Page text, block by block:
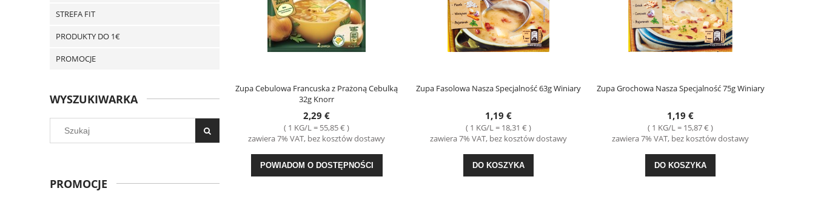
STREFA FIT
PRODUKTY DO 1€
PROMOCJE
WYSZUKIWARKA
PROMOCJE
Zupa Cebulowa Francuska z Prażoną Cebulką
32g Knorr
2,29 €
( 1 KG/L = 55,85 € )
zawiera 7% VAT, bez kosztów dostawy
POWIADOM O DOSTĘPNOŚCI
Zupa Fasolowa Nasza Specjalność 63g Winiary
1,19 €
( 1 KG/L = 18,31 € )
zawiera 7% VAT, bez kosztów dostawy
DO KOSZYKA
Zupa Grochowa Nasza Specjalność 75g Winiary
1,19 €
( 1 KG/L = 15,87 € )
zawiera 7% VAT, bez kosztów dostawy
DO KOSZYKA